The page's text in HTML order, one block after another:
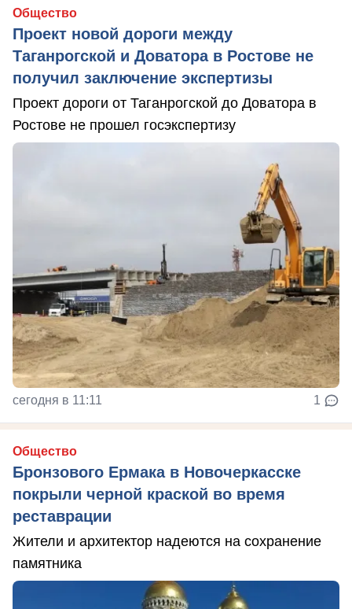
Общество
Проект новой дороги между
Таганрогской и Доватора в Ростове не
получил заключение экспертизы
Проект дороги от Таганрогской до Доватора в
Ростове не прошел госэкспертизу
сегодня в 11:11 1
Общество
Бронзового Ермака в Новочеркасске
покрыли черной краской во время
реставрации
Жители и архитектор надеются на сохранение
памятника